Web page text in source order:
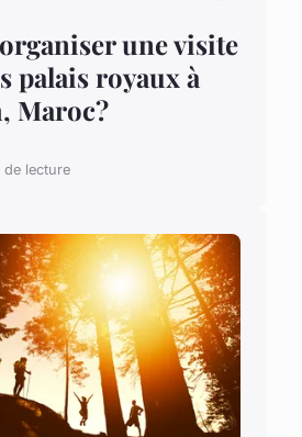
une visite
palais royaux à
Maroc?
de lecture